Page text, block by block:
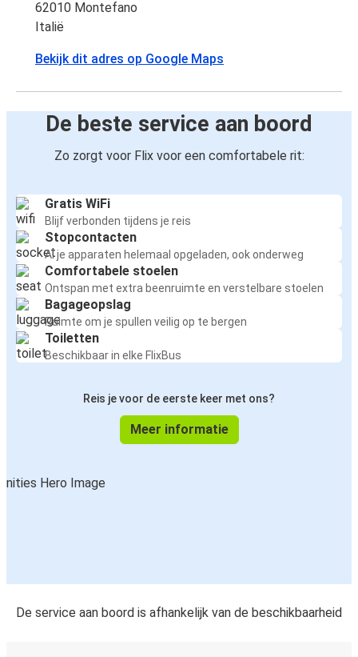
62010 Montefano
Italië
Bekijk dit adres op Google Maps
De beste service aan boord
Zo zorgt voor Flix voor een comfortabele rit:
Gratis WiFi
Blijf verbonden tijdens je reis
Stopcontacten
Al je apparaten helemaal opgeladen, ook onderweg
Comfortabele stoelen
Ontspan met extra beenruimte en verstelbare stoelen
Bagageopslag
Ruimte om je spullen veilig op te bergen
Toiletten
Beschikbaar in elke FlixBus
Reis je voor de eerste keer met ons?
Meer informatie
De service aan boord is afhankelijk van de beschikbaarheid